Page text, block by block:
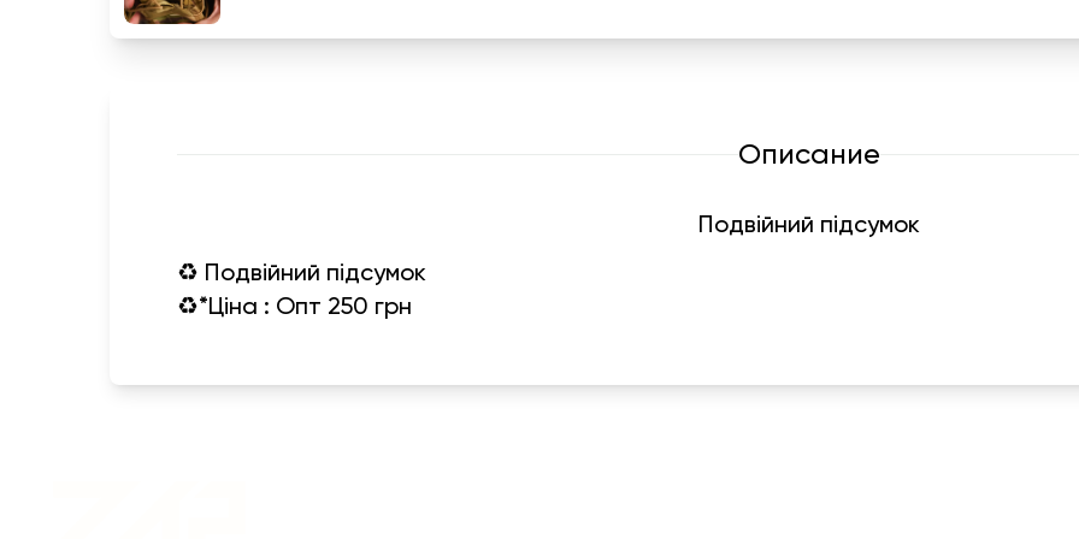
Описание
Подвійний підсумок
♻️ Подвійний підсумок
♻️*Ціна : Опт 250 грн